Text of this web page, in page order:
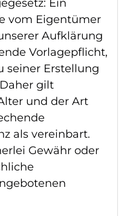
Ein
vom Eigentümer
Aufklärung
Vorlagepflicht,
seiner Erstellung
gilt
und der Art
als vereinbart.
Gewähr oder